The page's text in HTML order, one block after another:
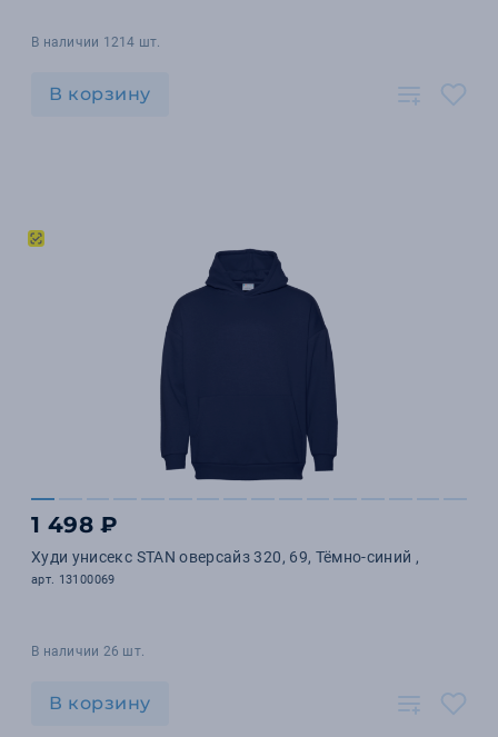
В наличии 1214 шт.
В корзину
1 498 ₽
Худи унисекс STAN оверсайз 320, 69, Тёмно-синий ,
арт. 13100069
В наличии 26 шт.
В корзину